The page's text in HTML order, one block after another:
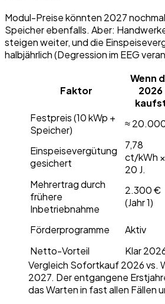
Modul-Preise könnten 2027
Speicher ebenfalls. Aber:
steigen weiter, und die
halbjährlich (Degression im EEG
Faktor
Wenn
2026
Festpreis (10 kWp +
Speicher)
≈
Einspeisevergütung
gesichert
7,78
ct/kWh ×
20 J.
Mehrertrag durch
frühere
Inbetriebnahme
2.300 €
(Jahr 1)
Förderprogramme Aktiv
Netto-Vorteil
Klar
Vergleich Sofortkauf 2026 vs.
2027. Der entgangene
das Warten in fast allen Fällen